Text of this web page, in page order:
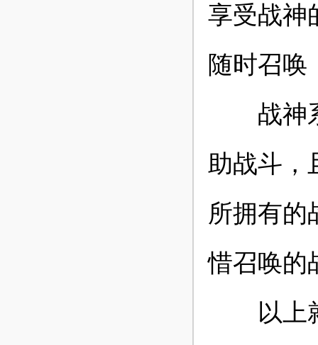
享受战神
随时召唤
战神系
助战斗，
所拥有的
惜召唤的
以上就